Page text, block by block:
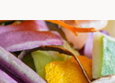
トップ私たちの